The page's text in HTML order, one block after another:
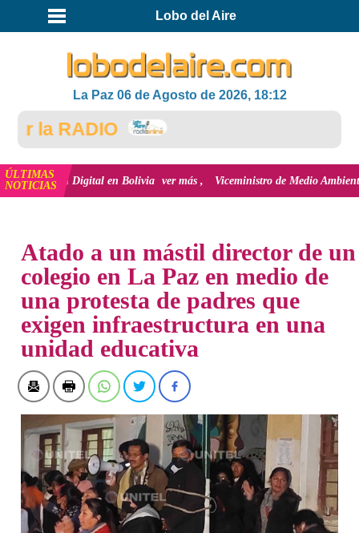
Lobo del Aire
La Paz 06 de Agosto de 2026, 18:12
la RADIO
ÚLTIMAS
NOTICIASDigital en Bolivia ver más Viceministro de Medio Ambiente,
Atado a un mástil director de un
colegio en La Paz en medio de
una protesta de padres que
exigen infraestructura en una
unidad educativa